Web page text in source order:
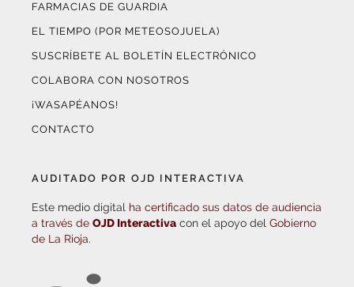
FARMACIAS DE GUARDIA
EL TIEMPO (POR METEOSOJUELA)
SUSCRÍBETE AL BOLETÍN ELECTRÓNICO
COLABORA CON NOSOTROS
¡WASAPÉANOS!
CONTACTO
AUDITADO POR OJD INTERACTIVA
Este medio digital ha certificado sus datos de audiencia
a través de OJD Interactiva con el apoyo del Gobierno
de La Rioja.